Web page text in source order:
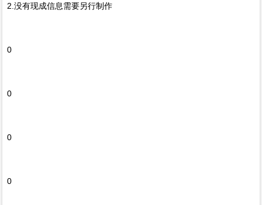
2.没有现成信息需要另行制作
0
0
0
0